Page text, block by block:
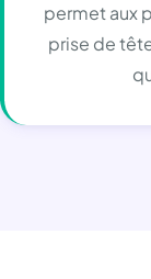
permet aux
prise de